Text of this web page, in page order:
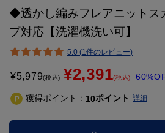
◆透かし編みフレアニットス
プ対応【洗濯機洗い可】
5.0 (1件のレビュー)
¥5,979(税込) ¥2,391(税込)
獲得ポイント： 10ポイント 詳細